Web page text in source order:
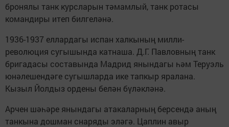
бронялы танк курсларын тәмамлый, танк ротасы
командиры итеп билгеләнә.
1936-1937 еллардагы испан халкының милли-
революция сугышында катнаша. Д.Г. Павловның танк
бригадасы составында Мадрид янындагы һәм Теруэль
юнәлешендәге сугышларда ике тапкыр яралана.
Кызыл Йолдыз ордены белән бүләкләнә.
Арчен шәһәре янындагы атакаларның берсендә аның
танкына дошман снаряды эләгә. Цаплин авыр